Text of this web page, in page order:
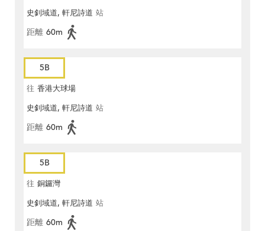
史釗域道, 軒尼詩道 站
距離 60m
5B
往 香港大球場
史釗域道, 軒尼詩道 站
距離 60m
5B
往 銅鑼灣
史釗域道, 軒尼詩道 站
距離 60m